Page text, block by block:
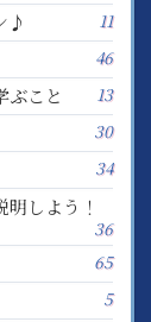
♪ 11
46
ぶこと 13
30
34
しよう！
36
65
5